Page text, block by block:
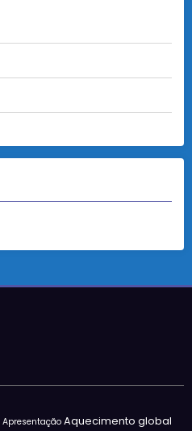
Apresentação Aquecimento global